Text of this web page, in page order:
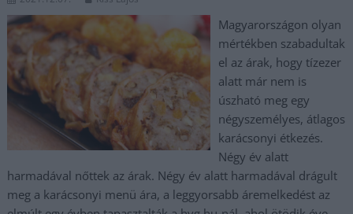
Magyarországon olyan
mértékben szabadultak
el az árak, hogy tízezer
alatt már nem is
úszható meg egy
négyszemélyes, átlagos
karácsonyi étkezés.
Négy év alatt
harmadával nőttek az árak. Négy év alatt harmadával drágult
meg a karácsonyi menü ára, a leggyorsabb áremelkedést az